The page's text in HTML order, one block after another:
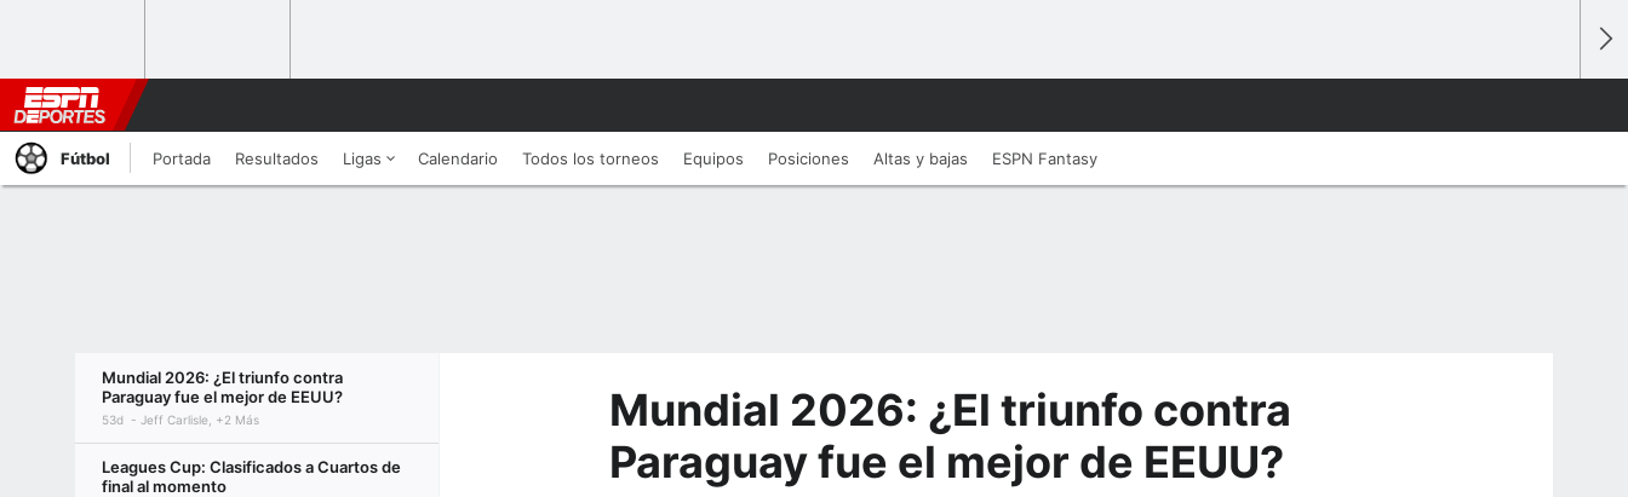
Fútbol Portada Resultados Ligas Calendario Todos los torneos Equipos Posiciones Altas y bajas ESPN Fantasy
Mundial 2026: ¿El triunfo contra
Paraguay fue el mejor de EEUU?
53d Jeff Carlisle, +2 Más
Leagues Cup: Clasificados a Cuartos de
final al momento
Mundial 2026: ¿El triunfo contra
Paraguay fue el mejor de EEUU?